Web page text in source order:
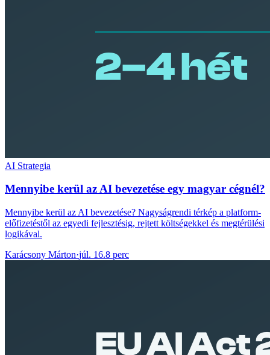
AI Strategia
Mennyibe kerül az AI bevezetése egy magyar cégnél?
Mennyibe kerül az AI bevezetése? Nagyságrendi térkép a platform-
előfizetéstől az egyedi fejlesztésig, rejtett költségekkel és megtérülési
logikával.
Karácsony Márton·júl. 16.8 perc